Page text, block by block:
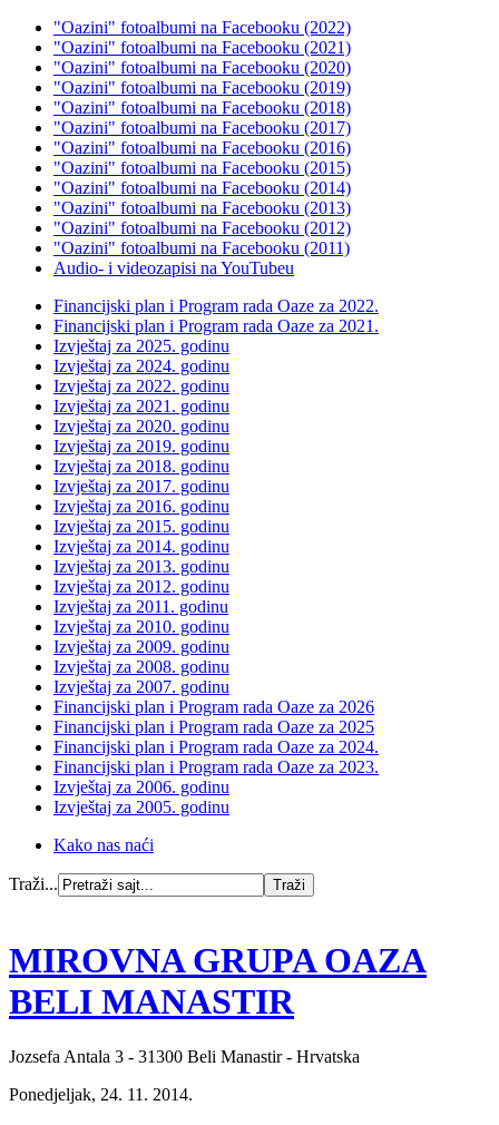
"Oazini" fotoalbumi na Facebooku (2022)
"Oazini" fotoalbumi na Facebooku (2021)
"Oazini" fotoalbumi na Facebooku (2020)
"Oazini" fotoalbumi na Facebooku (2019)
"Oazini" fotoalbumi na Facebooku (2018)
"Oazini" fotoalbumi na Facebooku (2017)
"Oazini" fotoalbumi na Facebooku (2016)
"Oazini" fotoalbumi na Facebooku (2015)
"Oazini" fotoalbumi na Facebooku (2014)
"Oazini" fotoalbumi na Facebooku (2013)
"Oazini" fotoalbumi na Facebooku (2012)
"Oazini" fotoalbumi na Facebooku (2011)
Audio- i videozapisi na YouTubeu
Financijski plan i Program rada Oaze za 2022.
Financijski plan i Program rada Oaze za 2021.
Izvještaj za 2025. godinu
Izvještaj za 2024. godinu
Izvještaj za 2022. godinu
Izvještaj za 2021. godinu
Izvještaj za 2020. godinu
Izvještaj za 2019. godinu
Izvještaj za 2018. godinu
Izvještaj za 2017. godinu
Izvještaj za 2016. godinu
Izvještaj za 2015. godinu
Izvještaj za 2014. godinu
Izvještaj za 2013. godinu
Izvještaj za 2012. godinu
Izvještaj za 2011. godinu
Izvještaj za 2010. godinu
Izvještaj za 2009. godinu
Izvještaj za 2008. godinu
Izvještaj za 2007. godinu
Financijski plan i Program rada Oaze za 2026
Financijski plan i Program rada Oaze za 2025
Financijski plan i Program rada Oaze za 2024.
Financijski plan i Program rada Oaze za 2023.
Izvještaj za 2006. godinu
Izvještaj za 2005. godinu
Kako nas naći
Traži...
MIROVNA GRUPA OAZA
BELI MANASTIR
Jozsefa Antala 3 - 31300 Beli Manastir - Hrvatska
Ponedjeljak, 24. 11. 2014.